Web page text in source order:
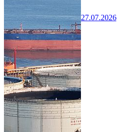
27.07.2026